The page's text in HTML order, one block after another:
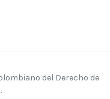
del Derecho de